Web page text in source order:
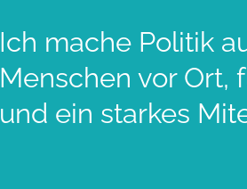
Ich mache Politik
Menschen vor Ort,
und ein starkes